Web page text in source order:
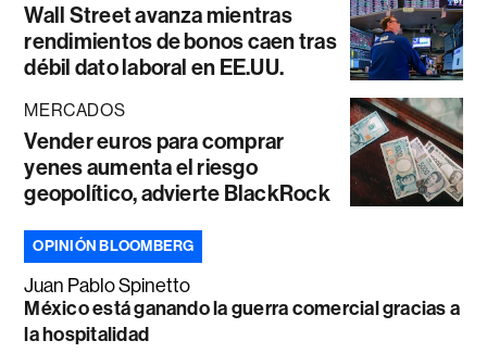
Wall Street avanza mientras
rendimientos de bonos caen tras
débil dato laboral en EE.UU.
MERCADOS
Vender euros para comprar
yenes aumenta el riesgo
geopolítico, advierte BlackRock
OPINIÓN BLOOMBERG
Juan Pablo Spinetto
México está ganando la guerra comercial gracias a
la hospitalidad